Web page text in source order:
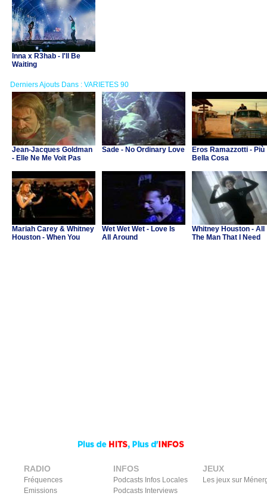
Inna x R3hab - I'll Be
Waiting
Derniers Ajouts Dans : VARIETES 90
Jean-Jacques Goldman
- Elle Ne Me Voit Pas
Sade - No Ordinary Love
Eros Ramazzotti - Più
Bella Cosa
Mariah Carey & Whitney
Houston - When You
Wet Wet Wet - Love Is
All Around
Whitney Houston - All
The Man That I Need
RADIO
Fréquences
Emissions
INFOS
Podcasts Infos Locales
Podcasts Interviews
JEUX
Les jeux sur